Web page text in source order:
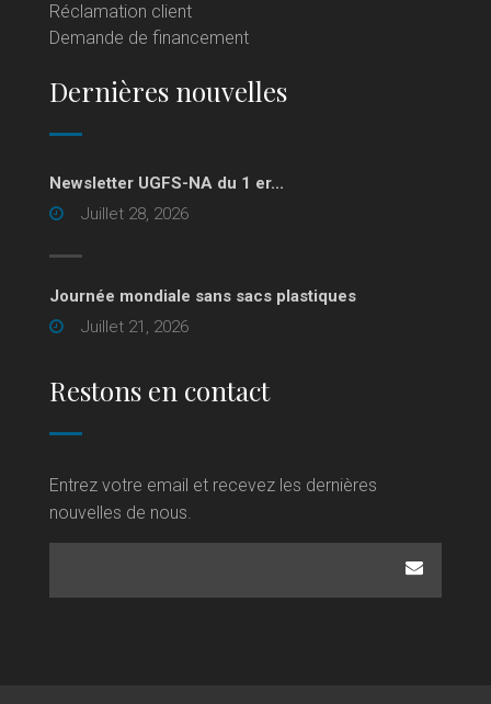
Réclamation client
Demande de financement
Dernières nouvelles
Newsletter UGFS-NA du 1 er...
Juillet 28, 2026
Journée mondiale sans sacs plastiques
Juillet 21, 2026
Restons en contact
Entrez votre email et recevez les dernières
nouvelles de nous.